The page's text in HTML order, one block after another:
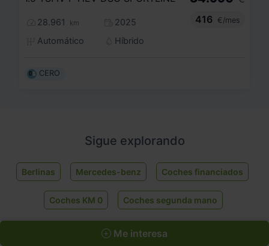
28.961 km
2025
Automático
Híbrido
416
€/mes
CERO
Sigue explorando
Berlinas Mercedes-benz Coches financiados
Coches KM 0 Coches segunda mano
Otros modelos que pueden interesarte
Me interesa